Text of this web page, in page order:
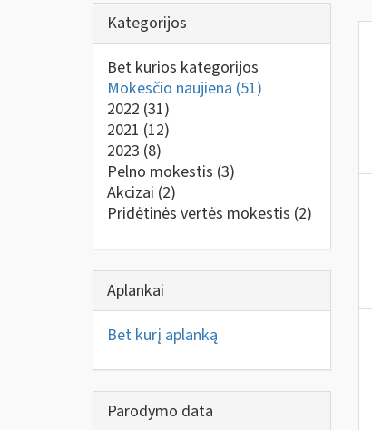
Kategorijos
Bet kurios kategorijos
Mokesčio naujiena (51)
2022 (31)
2021 (12)
2023 (8)
Pelno mokestis (3)
Akcizai (2)
Pridėtinės vertės mokestis (2)
Aplankai
Bet kurį aplanką
Parodymo data